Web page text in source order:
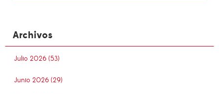
Archivos
Julio 2026 (53)
Junio 2026 (29)